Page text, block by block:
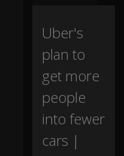
--
w
nt
to
ta
Uber's
plan to
get more
people
into fewer
cars |